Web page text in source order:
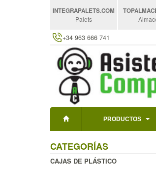
INTEGRAPALETS.COM
Palets
+34 963 666 741
PRODUCTOS
CATEGORÍAS
CAJAS DE PLÁSTICO